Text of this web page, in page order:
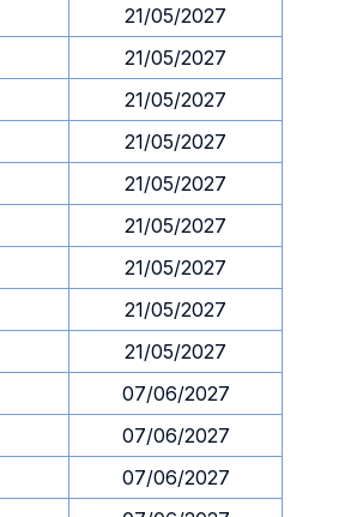
21/05/2027
21/05/2027
21/05/2027
21/05/2027
21/05/2027
21/05/2027
21/05/2027
21/05/2027
21/05/2027
07/06/2027
07/06/2027
07/06/2027